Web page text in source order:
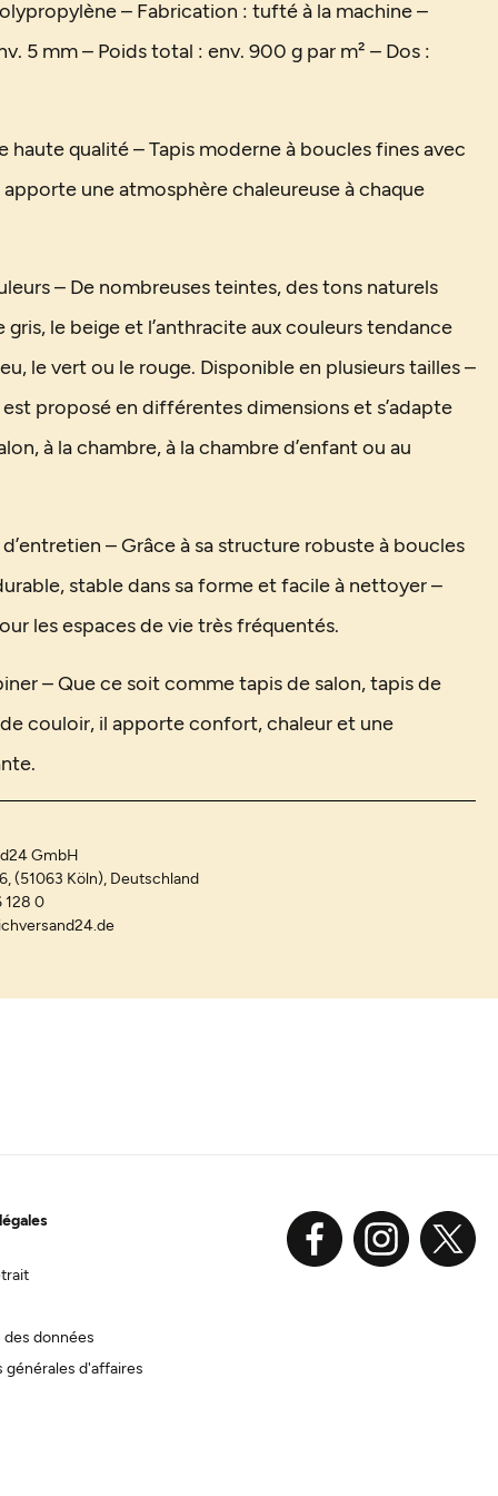
– Fabrication : tufté à la machine –
5 mm – Poids total : env. 900 g par m² – Dos :
haute qualité – Tapis moderne à boucles fines avec
une atmosphère chaleureuse à chaque
– De nombreuses teintes, des tons naturels
le beige et l’anthracite aux couleurs tendance
le vert ou le rouge. Disponible en plusieurs tailles –
proposé en différentes dimensions et s’adapte
à la chambre, à la chambre d’enfant ou au
– Grâce à sa structure robuste à boucles
stable dans sa forme et facile à nettoyer –
les espaces de vie très fréquentés.
– Que ce soit comme tapis de salon, tapis de
couloir, il apporte confort, chaleur et une
GmbH
(51063 Köln), Deutschland
128 0
données
générales d'affaires